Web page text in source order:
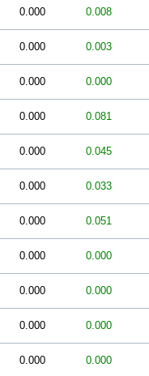
0.000 0.008
0.000 0.003
0.000 0.000
0.000 0.081
0.000 0.045
0.000 0.033
0.000 0.051
0.000 0.000
0.000 0.000
0.000 0.000
0.000 0.000